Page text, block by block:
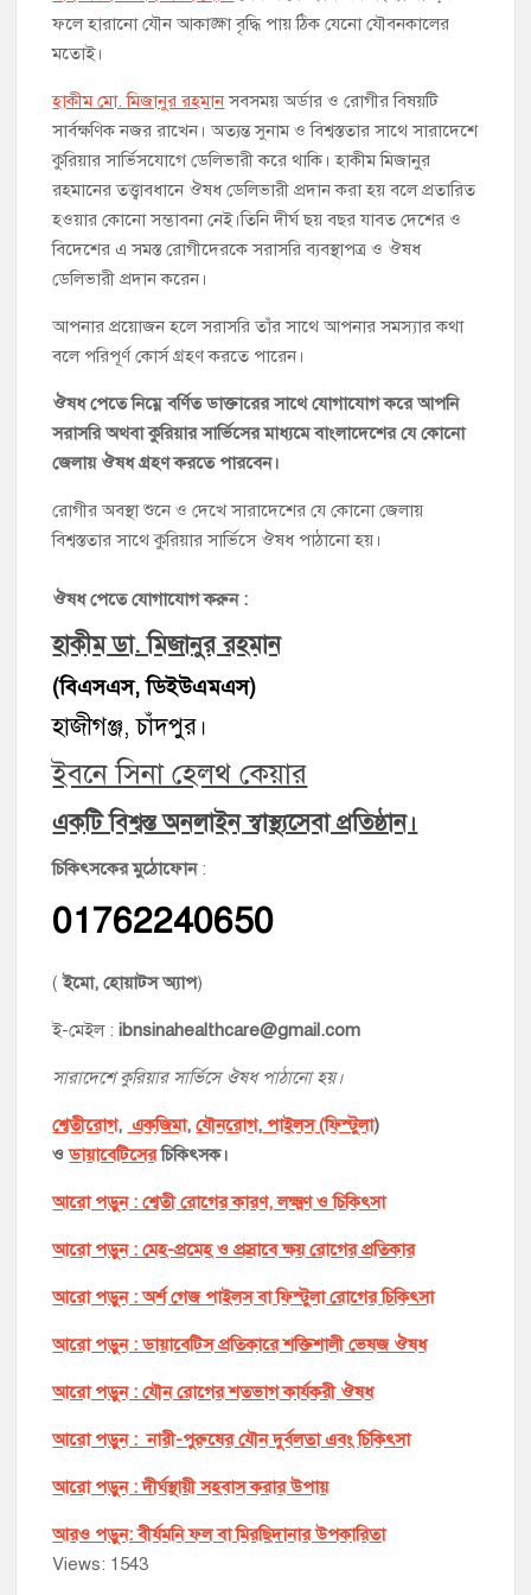
ফলে হারানো যৌন আকাঙ্ক্ষা বৃদ্ধি পায় ঠিক যেনো যৌবনকালের
মতোই।
হাকীম মো. মিজানুর রহমানসবসময় অর্ডার ও রোগীর বিষয়টি
সার্বক্ষণিক নজর রাখেন। অত্যন্ত সুনাম ও বিশ্বস্ততার সাথে সারাদেশে
কুরিয়ার সার্ভিসযোগে ডেলিভারী করে থাকি। হাকীম মিজানুর
রহমানের তত্ত্বাবধানে ঔষধ ডেলিভারী প্রদান করা হয় বলে প্রতারিত
হওয়ার কোনো সম্ভাবনা নেই।তিনি দীর্ঘ ছয় বছর যাবত দেশের ও
বিদেশের এ সমস্ত রোগীদেরকে সরাসরি ব্যবস্থাপত্র ও ঔষধ
ডেলিভারী প্রদান করেন।
আপনার প্রয়োজন হলে সরাসরি তাঁর সাথে আপনার সমস্যার কথা
বলে পরিপূর্ণ কোর্স গ্রহণ করতে পারেন।
ঔষধ পেতে নিম্নে বর্ণিত ডাক্তারের সাথে যোগাযোগ করে আপনি
সরাসরি অথবা কুরিয়ার সার্ভিসের মাধ্যমে বাংলাদেশের যে কোনো
জেলায় ঔষধ গ্রহণ করতে পারবেন।
রোগীর অবস্থা শুনে ও দেখে সারাদেশের যে কোনো জেলায়
বিশ্বস্ততার সাথে কুরিয়ার সার্ভিসে ঔষধ পাঠানো হয়।
ঔষধ পেতে যোগাযোগ করুন :
হাকীম ডা. মিজানুর রহমান
(বিএসএস, ডিইউএমএস)
হাজীগঞ্জ, চাঁদপুর।
ইবনে সিনা হেলথ কেয়ার
একটি বিশ্বস্ত অনলাইন স্বাস্থ্যসেবা প্রতিষ্ঠান।
চিকিৎসকের মুঠোফোন:
01762240650
( ইমো, হোয়াটস অ্যাপ)
ই-মেইল :ibnsinahealthcare@gmail.com
সারাদেশে কুরিয়ার সার্ভিসে ঔষধ পাঠানো হয়।
শ্বেতীরোগ, একজিমা,যৌনরোগ, পাইলস (ফিস্টুলা)
ওডায়াবেটিসেরচিকিৎসক।
আরো পড়ুন : শ্বেতী রোগের কারণ, লক্ষ্মণ ও চিকিৎসা
আরো পড়ুন : মেহ-প্রমেহ ও প্রস্রাবে ক্ষয় রোগের প্রতিকার
আরো পড়ুন : অর্শ গেজ পাইলস বা ফিস্টুলা রোগের চিকিৎসা
আরো পড়ুন : ডায়াবেটিস প্রতিকারে শক্তিশালী ভেষজ ঔষধ
আরো পড়ুন : যৌন রোগের শতভাগ কার্যকরী ঔষধ
আরো পড়ুন : নারী-পুরুষের যৌন দুর্বলতা এবং চিকিৎসা
আরো পড়ুন : দীর্ঘস্থায়ী সহবাস করার উপায়
আরও পড়ুন: বীর্যমনি ফল বা মিরছিদানার উপকারিতা
Views: 1543